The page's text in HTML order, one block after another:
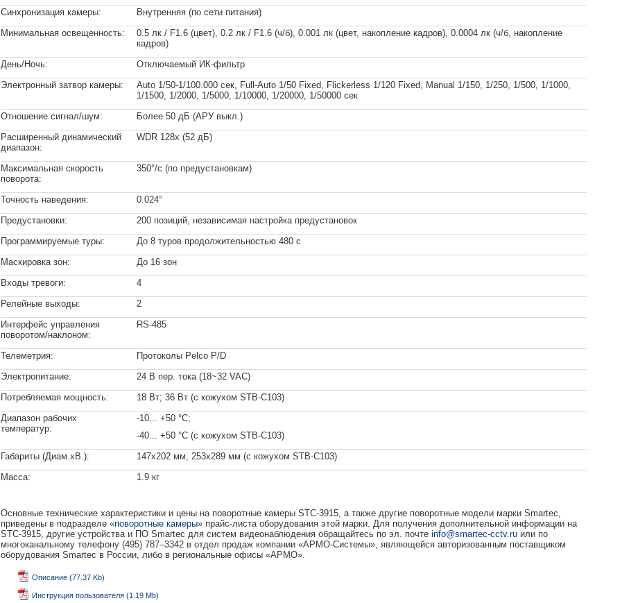
Синхронизация камеры:
Внутренняя (по сети питания)
Минимальная освещенность:
0.5 лк / F1.6 (цвет), 0.2 лк / F1.6 (ч/б), 0.001 лк (цвет, накопление кадров), 0.0004 лк (ч/б, накопление
кадров)
День/Ночь:
Отключаемый ИК-фильтр
Электронный затвор камеры:
Auto 1/50-1/100.000 сек, Full-Auto 1/50 Fixed, Flickerless 1/120 Fixed, Manual 1/150, 1/250, 1/500, 1/1000,
1/1500, 1/2000, 1/5000, 1/10000, 1/20000, 1/50000 сек
Отношение сигнал/шум:
Более 50 дБ (АРУ выкл.)
Расширенный динамический
диапазон:
WDR 128х (52 дБ)
Максимальная скорость
поворота:
350°/с (по предустановкам)
Точность наведения:
0.024°
Предустановки:
200 позиций, независимая настройка предустановок
Программируемые туры:
До 8 туров продолжительностью 480 с
Маскировка зон:
До 16 зон
Входы тревоги:
4
Релейные выходы:
2
Интерфейс управления
поворотом/наклоном:
RS-485
Телеметрия:
Протоколы Pelco P/D
Электропитание:
24 В пер. тока (18~32 VAC)
Потребляемая мощность:
18 Вт; 36 Вт (с кожухом STB-C103)
Диапазон рабочих
температур:
-10... +50 °С;
-40... +50 °С (с кожухом STB-C103)
Габариты (Диам.хВ.):
147х202 мм, 253х289 мм (с кожухом STB-C103)
Масса:
1.9 кг
Основные технические характеристики и цены на поворотные камеры STC-3915, а также другие поворотные модели марки Smartec,
приведены в подразделе «поворотные камеры» прайс-листа оборудования этой марки. Для получения дополнительной информации на
STC-3915, другие устройства и ПО Smartec для систем видеонаблюдения обращайтесь по эл. почте info@smartec-cctv.ru или по
многоканальному телефону (495) 787–3342 в отдел продаж компании «АРМО-Системы», являющейся авторизованным поставщиком
оборудования Smartec в России, либо в региональные офисы «АРМО».
Описание (77.37 Kb)
Инструкция пользователя (1.19 Mb)